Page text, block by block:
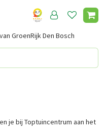
GroenRijk Den Bosch
je bij Toptuincentrum aan het